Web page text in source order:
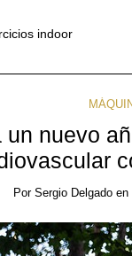
indoor
un nuevo
PorSergio Delgado en